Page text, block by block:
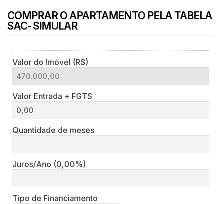
COMPRAR O APARTAMENTO PELA TABELA
SAC- SIMULAR
Valor do Imóvel (R$)
Valor Entrada + FGTS
Quantidade de meses
Juros/Ano (0,00%)
Tipo de Financiamento